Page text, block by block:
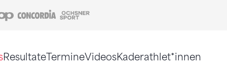
Coop Concordia
ResultateTermineVideosKaderathlet*innen